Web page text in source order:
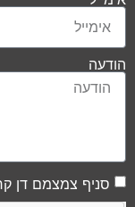
הודעה
סניף צמצמם דן